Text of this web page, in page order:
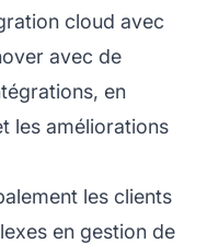
cloud avec
avec de
en
les améliorations
les clients
en gestion de